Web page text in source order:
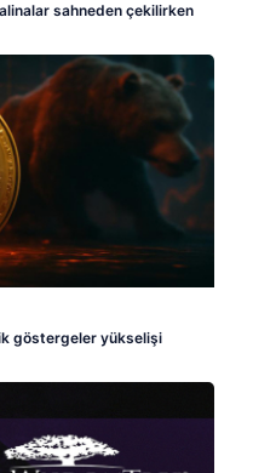
sahneden çekilirken
göstergeler yükselişi